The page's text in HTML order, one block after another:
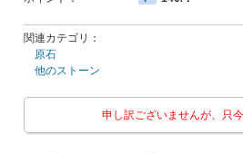
関連カテゴリ：
原石
他のストーン
申し訳ございませんが、只